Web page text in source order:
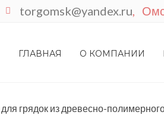
torgomsk@yandex.ru,
ГЛАВНАЯ О КОМПАНИИ
грядок из древесно-